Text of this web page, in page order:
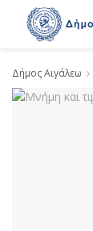
Δήμος Αιγάλεω